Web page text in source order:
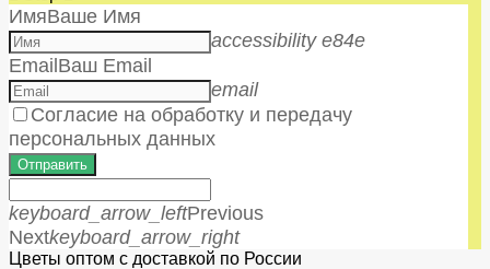
ИмяВаше Имя
accessibility e84e
EmailВаш Email
email
Согласие на обработку и передачу
персональных данных
Отправить
keyboard_arrow_leftPrevious
Nextkeyboard_arrow_right
Цветы оптом с доставкой по России